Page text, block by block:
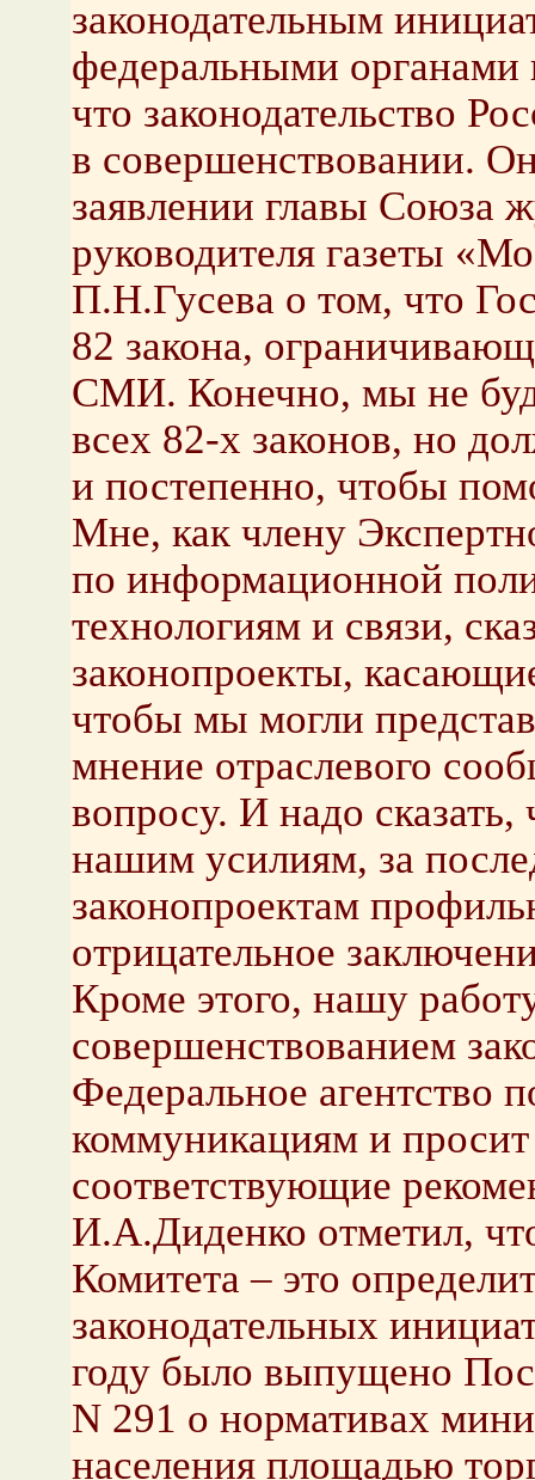
законодательным
федеральными
что законодательство
в совершенствовании.
заявлении главы Союза
руководителя газеты
П.Н.Гусева о том, что
82 закона,
СМИ. Конечно, мы не
всех 82-х законов, но
и постепенно, чтобы
Мне, как члену
по информационной
технологиям и связи,
законопроекты,
чтобы мы могли
мнение отраслевого
вопросу. И надо сказать,
нашим усилиям, за
законопроектам
отрицательное
Кроме этого, нашу
совершенствованием
Федеральное агентство
коммуникациям и
соответствующие
И.А.Диденко отметил,
Комитета – это
законодательных
году было выпущено
N 291 о нормативах
населения площадью